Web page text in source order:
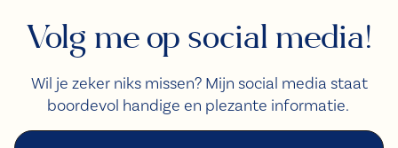
Volg meop social media!
Wil je zeker niks missen? Mijn social media staat
boordevol handige en plezante informatie.